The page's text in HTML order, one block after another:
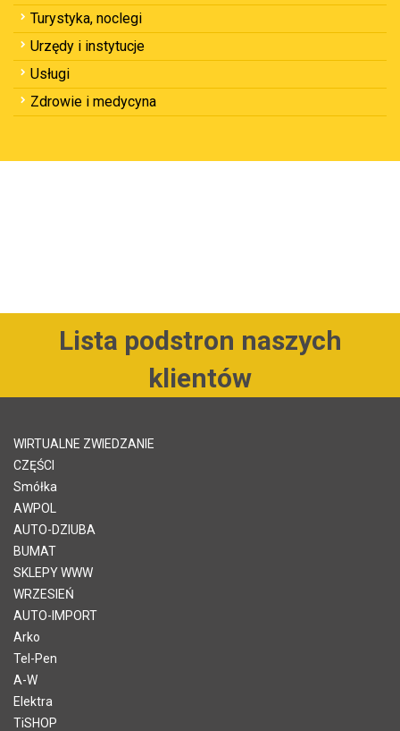
Turystyka, noclegi
Urzędy i instytucje
Usługi
Zdrowie i medycyna
Lista podstron naszych
klientów
WIRTUALNE ZWIEDZANIE
CZĘŚCI
Smółka
AWPOL
AUTO-DZIUBA
BUMAT
SKLEPY WWW
WRZESIEŃ
AUTO-IMPORT
Arko
Tel-Pen
A-W
Elektra
TiSHOP